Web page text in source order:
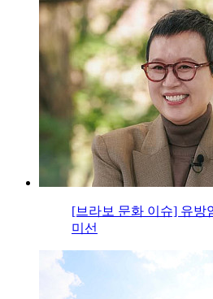
[브라보 문화 이슈] 유방
미선